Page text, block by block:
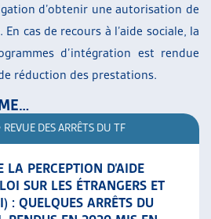
d’obtenir une autorisation de
cas de recours à l’aide sociale, la
d’intégration est rendue
réduction des prestations.
REVUE DES ARRÊTS DU TF
LA PERCEPTION D’AIDE
SUR LES ÉTRANGERS ET
: QUELQUES ARRÊTS DU